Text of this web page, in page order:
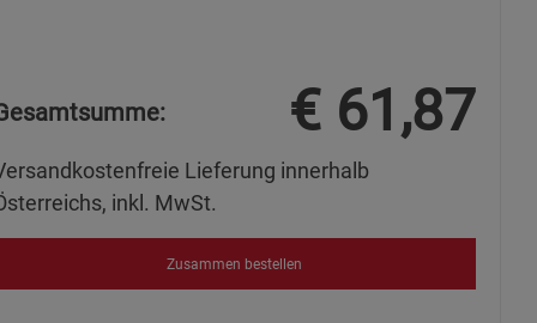
€ 61,87
Lieferung innerhalb
inkl. MwSt.
Zusammen bestellen